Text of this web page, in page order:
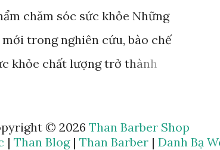
chăm sóc sức khỏe Những
trong nghiên cứu, bào chế
khỏe chất lượng trở thành
vị tiên phong tiêu biểu. Đơn vị
© 2026 Than Barber Shop
| Than Blog| Than Barber| Danh Bạ